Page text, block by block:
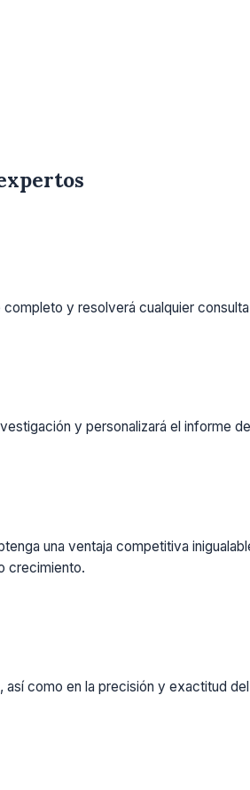
y resolverá cualquier
y personalizará el informe
una ventaja competitiva
crecimiento.
como en la precisión y exactitud